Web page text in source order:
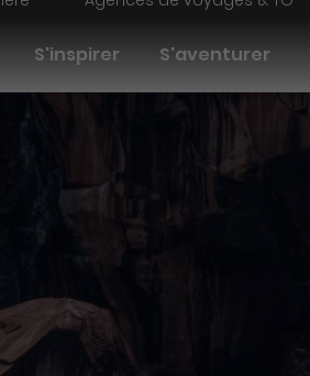
Navigation principale
S'inspirer
S'aventurer